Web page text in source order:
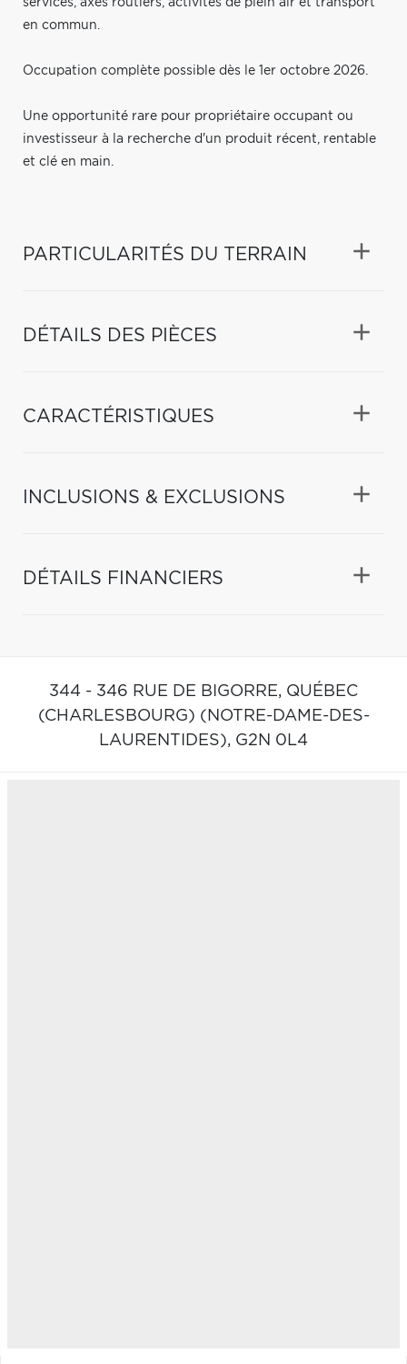
services, axes routiers, activités de plein air et transport
en commun.
Occupation complète possible dès le 1er octobre 2026.
Une opportunité rare pour propriétaire occupant ou
investisseur à la recherche d'un produit récent, rentable
et clé en main.
PARTICULARITÉS DU TERRAIN
DÉTAILS DES PIÈCES
CARACTÉRISTIQUES
INCLUSIONS & EXCLUSIONS
DÉTAILS FINANCIERS
344 - 346 RUE DE BIGORRE, QUÉBEC
(CHARLESBOURG) (NOTRE-DAME-DES-
LAURENTIDES), G2N 0L4